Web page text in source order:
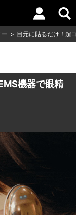
目元に貼るだけ！超
機器で眼精